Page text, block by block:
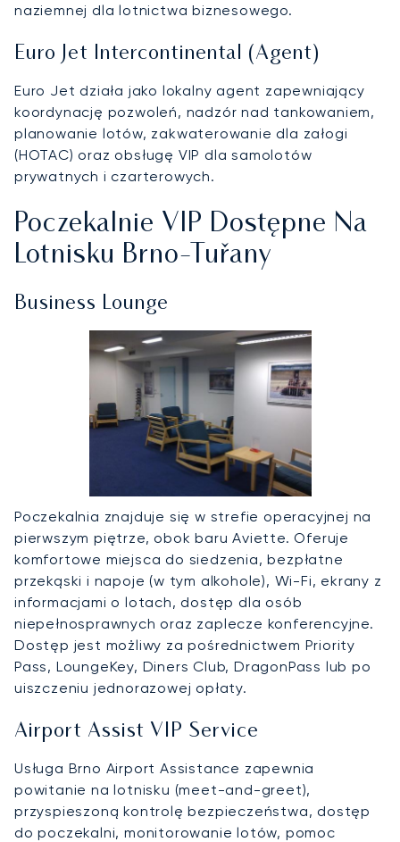
naziemnej dla lotnictwa biznesowego.
Euro Jet Intercontinental (Agent)
Euro Jet działa jako lokalny agent zapewniający
koordynację pozwoleń, nadzór nad tankowaniem,
planowanie lotów, zakwaterowanie dla załogi
(HOTAC) oraz obsługę VIP dla samolotów
prywatnych i czarterowych.
Poczekalnie VIP Dostępne Na
Lotnisku Brno-Tuřany
Business Lounge
Poczekalnia znajduje się w strefie operacyjnej na
pierwszym piętrze, obok baru Aviette. Oferuje
komfortowe miejsca do siedzenia, bezpłatne
przekąski i napoje (w tym alkohole), Wi-Fi, ekrany z
informacjami o lotach, dostęp dla osób
niepełnosprawnych oraz zaplecze konferencyjne.
Dostęp jest możliwy za pośrednictwem Priority
Pass, LoungeKey, Diners Club, DragonPass lub po
uiszczeniu jednorazowej opłaty.
Airport Assist VIP Service
Usługa Brno Airport Assistance zapewnia
powitanie na lotnisku (meet-and-greet),
przyspieszoną kontrolę bezpieczeństwa, dostęp
do poczekalni, monitorowanie lotów, pomoc